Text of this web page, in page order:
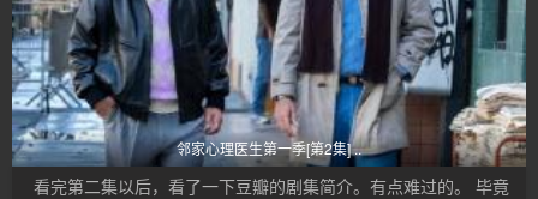
邻家心理医生第一季[第2集] ..
看完第二集以后，看了一下豆瓣的剧集简介。有点难过的。 毕竟